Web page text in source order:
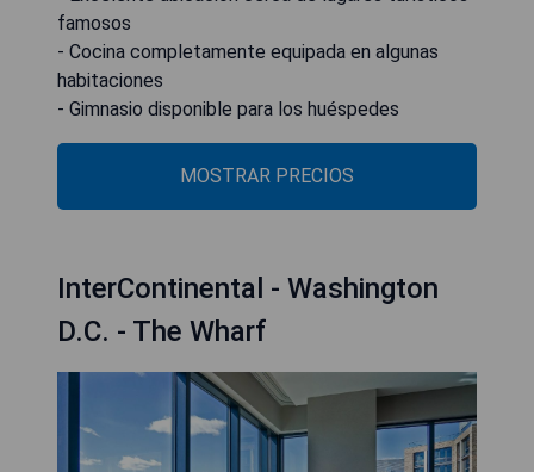
famosos
- Cocina completamente equipada en algunas
habitaciones
- Gimnasio disponible para los huéspedes
MOSTRAR PRECIOS
InterContinental - Washington
D.C. - The Wharf